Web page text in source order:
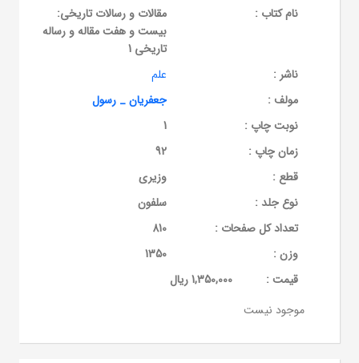
نام کتاب :
مقالات و رسالات تاریخی:
بیست و هفت مقاله و رساله
تاریخی 1
ناشر :
علم
مولف :
جعفریان _ رسول
نوبت چاپ :
1
زمان چاپ :
92
قطع :
وزیری
نوع جلد :
سلفون
تعداد کل صفحات :
810
وزن :
1350
قيمت :
1,350,000 ریال
موجود نیست